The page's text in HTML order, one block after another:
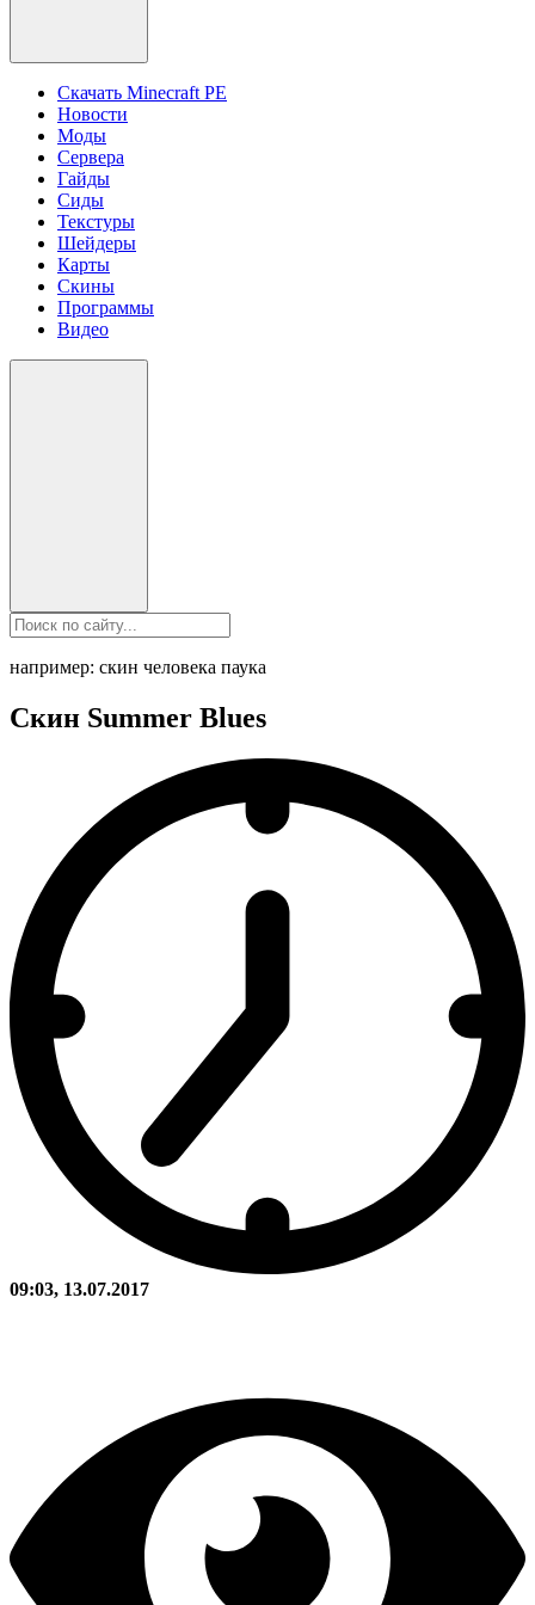
Скачать Minecraft PE
Новости
Моды
Сервера
Гайды
Сиды
Текстуры
Шейдеры
Карты
Скины
Программы
Видео
например: скин человека паука
Скин Summer Blues
09:03, 13.07.2017